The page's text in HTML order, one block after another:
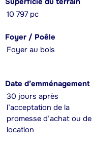
10 797 pc
Foyer / Poêle
Foyer au bois
Date d’emménagement
30 jours après
l’acceptation de la
promesse d’achat ou de
location